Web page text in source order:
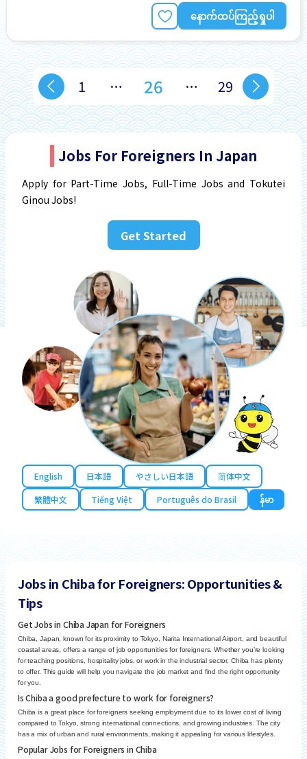
နောက်ထပ်ကြည့်ရှုပါ
1 … 26 … 29
Jobs For Foreigners In Japan
Apply for Part-Time Jobs, Full-Time Jobs and Tokutei
Ginou Jobs!
Get Started
English 日本語 やさしい日本語
简体中文
繁體中文
Tiếng Việt Português do Brasil န်မာ
Jobs in Chiba for Foreigners: Opportunities &
Tips
Get Jobs in Chiba Japan for Foreigners
Chiba, Japan, known for its proximity to Tokyo, Narita International Airport, and beautiful
coastal areas, offers a range of job opportunities for foreigners. Whether you’re looking
for teaching positions, hospitality jobs, or work in the industrial sector, Chiba has plenty
to offer. This guide will help you navigate the job market and find the right opportunity
for you.
Is Chiba a good prefecture to work for foreigners?
Chiba is a great place for foreigners seeking employment due to its lower cost of living
compared to Tokyo, strong international connections, and growing industries. The city
has a mix of urban and rural environments, making it appealing for various lifestyles.
Popular Jobs for Foreigners in Chiba